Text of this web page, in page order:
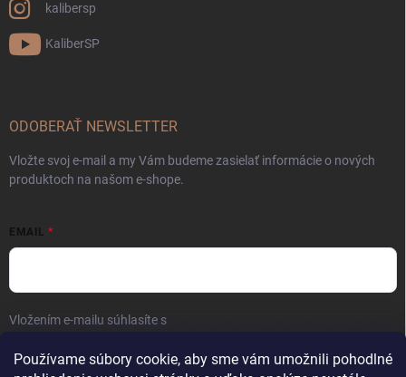
Používame súbory cookie, aby sme vám umožnili pohodlné
kalibersp
KaliberSP
ODOBERAŤ NEWSLETTER
Vložte svoj e-mail a my Vám budeme zasielať informácie o nových
produktoch na našom e-shope.
EMAIL
Vložením e-mailu súhlasíte s
Prihlásiť sa